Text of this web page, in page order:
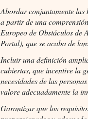
Abordar conjuntamente las
a partir de una
Europeo de Obstáculos de
Portal), que se acaba de
Incluir una definición
cubiertas, que incentive la
necesidades de las
valore adecuadamente la
Garantizar que los